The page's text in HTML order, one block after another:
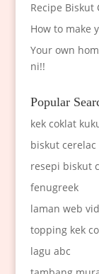
Recipe Biskut
How to make
Your own
ni!!
Popular
kek coklat
biskut cerelac
resepi biskut
fenugreek
laman web
topping kek
lagu abc